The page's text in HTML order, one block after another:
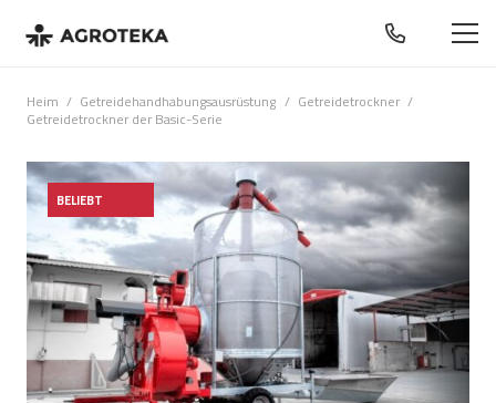
Heim / Getreidehandhabungsausrüstung / Getreidetrockner /
Getreidetrockner der Basic-Serie
BELIEBT